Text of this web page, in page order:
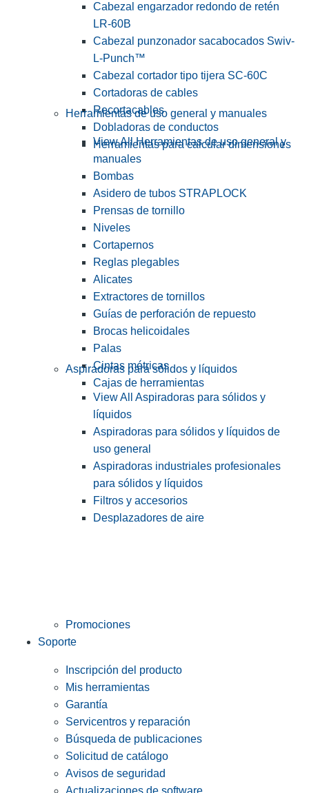
Cabezal engarzador redondo de retén
LR-60B
Cabezal punzonador sacabocados Swiv-
L-Punch™
Cabezal cortador tipo tijera SC-60C
Cortadoras de cables
Recortacables
Dobladoras de conductos
Herramientas para calcular dimensiones
Herramientas de uso general y manuales
View All Herramientas de uso general y
manuales
Bombas
Asidero de tubos STRAPLOCK
Prensas de tornillo
Niveles
Cortapernos
Reglas plegables
Alicates
Extractores de tornillos
Guías de perforación de repuesto
Brocas helicoidales
Palas
Cintas métricas
Cajas de herramientas
Aspiradoras para sólidos y líquidos
View All Aspiradoras para sólidos y
líquidos
Aspiradoras para sólidos y líquidos de
uso general
Aspiradoras industriales profesionales
para sólidos y líquidos
Filtros y accesorios
Desplazadores de aire
Promociones
Soporte
Inscripción del producto
Mis herramientas
Garantía
Servicentros y reparación
Búsqueda de publicaciones
Solicitud de catálogo
Avisos de seguridad